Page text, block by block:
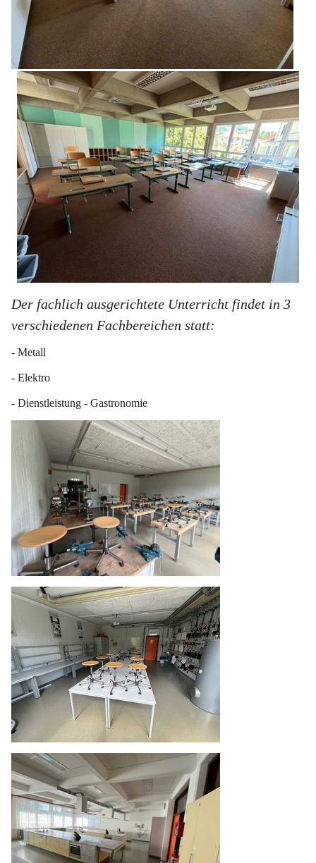
Der fachlich ausgerichtete Unterricht findet in 3
verschiedenen Fachbereichen statt:
- Metall
- Elektro
- Dienstleistung - Gastronomie